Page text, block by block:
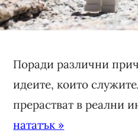
Поради различни
идеите, които
прерастват в реални
нататък »